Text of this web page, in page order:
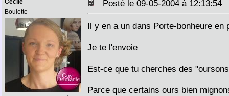
Cecile
Boulette
Posté le 09-05-2004 à 12:13:54
Il y en a un dans Porte-bonheure en
Je te l'envoie
Est-ce que tu cherches des
Parce que certains ours bien